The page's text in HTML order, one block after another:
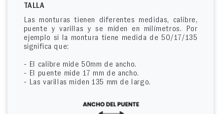
TALLA
Las monturas tienen diferentes medidas, calibre,
puente y varillas y se miden en milímetros. Por
ejemplo si la montura tiene medida de 50/17/135
significa que:
- El calibre mide 50mm de ancho.
- El puente mide 17 mm de ancho.
- Las varillas miden 135 mm de largo.